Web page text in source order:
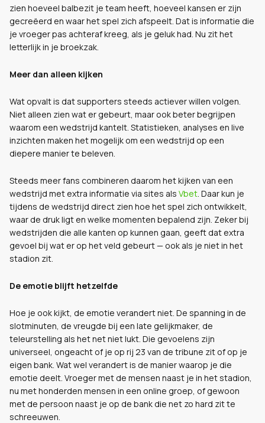
zien hoeveel balbezit je team heeft, hoeveel kansen er zijn
gecreëerd en waar het spel zich afspeelt. Dat is informatie die
je vroeger pas achteraf kreeg, als je geluk had. Nu zit het
letterlijk in je broekzak.
Meer dan alleen kijken
Wat opvalt is dat supporters steeds actiever willen volgen.
Niet alleen zien wat er gebeurt, maar ook beter begrijpen
waarom een wedstrijd kantelt. Statistieken, analyses en live
inzichten maken het mogelijk om een wedstrijd op een
diepere manier te beleven.
Steeds meer fans combineren daarom het kijken van een
wedstrijd met extra informatie via sites als Vbet. Daar kun je
tijdens de wedstrijd direct zien hoe het spel zich ontwikkelt,
waar de druk ligt en welke momenten bepalend zijn. Zeker bij
wedstrijden die alle kanten op kunnen gaan, geeft dat extra
gevoel bij wat er op het veld gebeurt — ook als je niet in het
stadion zit.
De emotie blijft hetzelfde
Hoe je ook kijkt, de emotie verandert niet. De spanning in de
slotminuten, de vreugde bij een late gelijkmaker, de
teleurstelling als het net niet lukt. Die gevoelens zijn
universeel, ongeacht of je op rij 23 van de tribune zit of op je
eigen bank. Wat wel verandert is de manier waarop je die
emotie deelt. Vroeger met de mensen naast je in het stadion,
nu met honderden mensen in een online groep, of gewoon
met de persoon naast je op de bank die net zo hard zit te
schreeuwen.